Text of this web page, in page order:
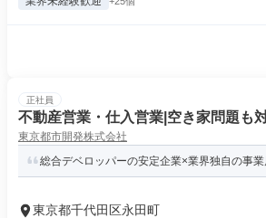
正社員
不動産営業・仕入営業|空き家問題も
東京都市開発株式会社
総合デベロッパーの安定企業×業界独自の事
東京都千代田区永田町